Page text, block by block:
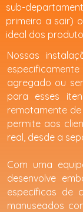
sub-
primeiro a sair)
ideal dos
Nossas
agregado ou
para esses
remotamente
permite aos
real, desde a
Com uma
desenvolve
específicas de
manuseados